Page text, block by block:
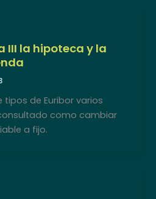
III la hipoteca y la
de Euribor varios
como cambiar
a fijo.